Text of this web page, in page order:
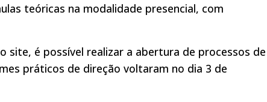
teóricas na modalidade presencial, com
site, é possível realizar a abertura de processos de
práticos de direção voltaram no dia 3 de